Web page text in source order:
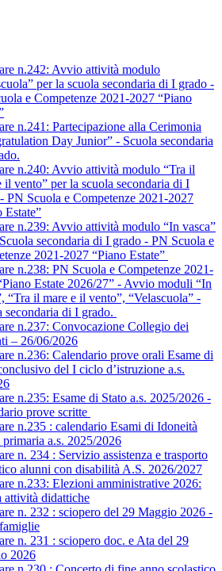
n.242: Avvio attività modulo
per la scuola secondaria di I grado -
e Competenze 2021-2027 “Piano
n.241: Partecipazione alla Cerimonia
Day Junior” - Scuola secondaria
n.240: Avvio attività modulo “Tra il
il vento” per la scuola secondaria di I
PN Scuola e Competenze 2021-2027
Estate”
n.239: Avvio attività modulo “In vasca”
secondaria di I grado - PN Scuola e
2021-2027 “Piano Estate”
n.238: PN Scuola e Competenze 2021-
Estate 2026/27” - Avvio moduli “In
“Tra il mare e il vento”, “Velascuola” -
secondaria di I grado.
n.237: Convocazione Collegio dei
– 26/06/2026
n.236: Calendario prove orali Esame di
del I ciclo d’istruzione a.s.
n.235: Esame di Stato a.s. 2025/2026 -
prove scritte
n.235 : calendario Esami di Idoneità
primaria a.s. 2025/2026
n. 234 : Servizio assistenza e trasporto
alunni con disabilità A.S. 2026/2027
n.233: Elezioni amministrative 2026:
attività didattiche
n. 232 : sciopero del 29 Maggio 2026 -
n. 231 : sciopero doc. e Ata del 29
2026